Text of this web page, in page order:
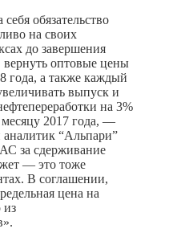
обязательство
на своих
до завершения
вернуть оптовые цены
года, а также каждый
выпуск и
на 3%
2017 года, —
“Альпари”
за сдерживание
— это тоже
В соглашении,
цена на
из